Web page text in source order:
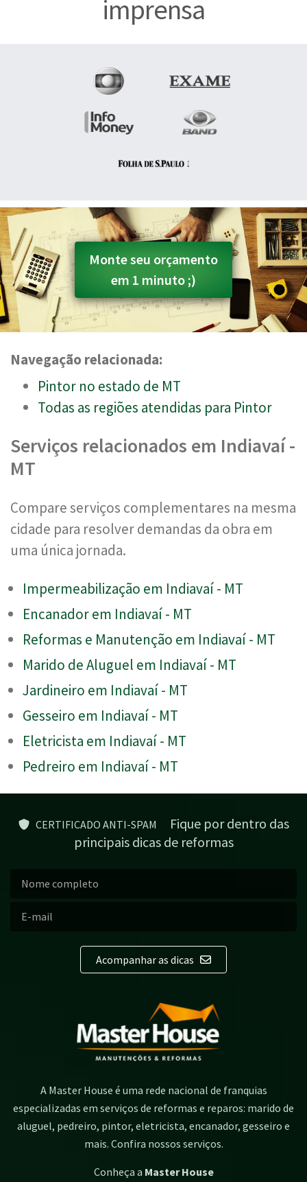
imprensa
Monte seu orçamento
em 1 minuto ;)
Navegação relacionada:
Pintor no estado de MT
Todas as regiões atendidas para Pintor
Serviços relacionados em Indiavaí -
MT
Compare serviços complementares na mesma
cidade para resolver demandas da obra em
uma única jornada.
Impermeabilização em Indiavaí - MT
Encanador em Indiavaí - MT
Reformas e Manutenção em Indiavaí - MT
Marido de Aluguel em Indiavaí - MT
Jardineiro em Indiavaí - MT
Gesseiro em Indiavaí - MT
Eletricista em Indiavaí - MT
Pedreiro em Indiavaí - MT
CERTIFICADO ANTI-SPAM
Fique por dentro das
principais dicas de reformas
Acompanhar as dicas
A Master House é uma rede nacional de franquias
especializadas em serviços de reformas e reparos: marido de
aluguel, pedreiro, pintor, eletricista, encanador, gesseiro e
mais. Confira nossos serviços.
Conheça a Master House